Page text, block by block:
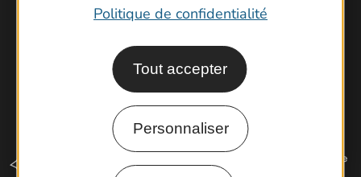
Politique de confidentialité
Tout accepter
Personnaliser